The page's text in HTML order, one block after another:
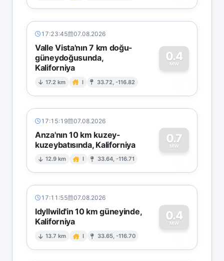
17:23:45 07.08.2026
Valle Vista'nın 7 km doğu-
güneydoğusunda,
Kaliforniya
17.2 km I 33.72, -116.82
0.4
MW
0
17:15:19 07.08.2026
Anza'nın 10 km kuzey-
kuzeybatısında, Kaliforniya
12.9 km I 33.64, -116.71
0.7
MW
0
17:11:55 07.08.2026
Idyllwild'in 10 km güneyinde,
Kaliforniya
13.7 km I 33.65, -116.70
0.4
MW
0